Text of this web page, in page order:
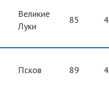
Великие
Луки
85
Псков 89